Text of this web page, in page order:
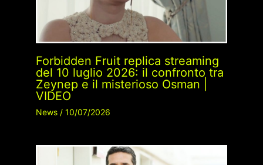
Forbidden Fruit replica streaming
del 10 luglio 2026: il confronto tra
Zeynep e il misterioso Osman |
VIDEO
News/ 10/07/2026